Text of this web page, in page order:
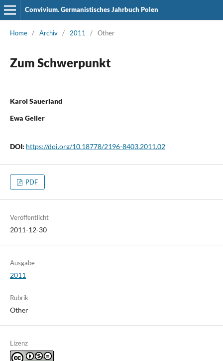
Convivium. Germanistisches Jahrbuch Polen
Home / Archiv / 2011 / Other
Zum Schwerpunkt
Karol Sauerland
Ewa Geller
DOI: https://doi.org/10.18778/2196-8403.2011.02
PDF
Veröffentlicht
2011-12-30
Ausgabe
2011
Rubrik
Other
Lizenz